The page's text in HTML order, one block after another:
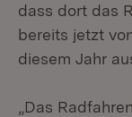
dass dort das
bereits jetzt
diesem Jahr
„Das